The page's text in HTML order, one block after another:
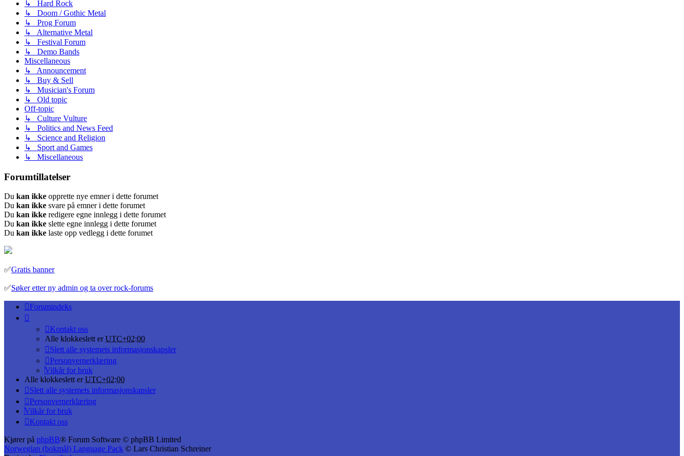
↳ Hard Rock
↳ Doom / Gothic Metal
↳ Prog Forum
↳ Alternative Metal
↳ Festival Forum
↳ Demo Bands
Miscellaneous
↳ Announcement
↳ Buy & Sell
↳ Musician's Forum
↳ Old topic
Off-topic
↳ Culture Vulture
↳ Politics and News Feed
↳ Science and Religion
↳ Sport and Games
↳ Miscellaneous
Forumtillatelser
Du kan ikke opprette nye emner i dette forumet
Du kan ikke svare på emner i dette forumet
Du kan ikke redigere egne innlegg i dette forumet
Du kan ikke slette egne innlegg i dette forumet
Du kan ikke laste opp vedlegg i dette forumet
✅Gratis banner
✅Søker etter ny admin og ta over rock-forums
Forumindeks
Kontakt oss
Alle klokkeslett erUTC+02:00
Slett alle systemets informasjonskapsler
Personvernerklæring
Vilkår for bruk
Alle klokkeslett erUTC+02:00
Slett alle systemets informasjonskapsler
Personvernerklæring
Vilkår for bruk
Kontakt oss
Kjører på phpBB® Forum Software © phpBB Limited
Norwegian (bokmål) Language Pack © Lars Christian Schreiner